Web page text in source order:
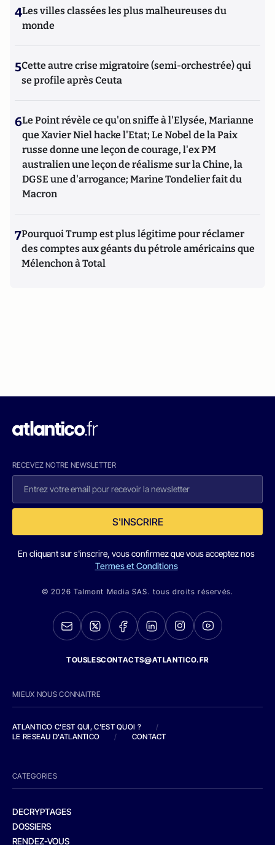
4Les villes classées les plus malheureuses du
monde
5Cette autre crise migratoire (semi-orchestrée) qui
se profile après Ceuta
6Le Point révèle ce qu'on sniffe à l'Elysée, Marianne
que Xavier Niel hacke l'Etat; Le Nobel de la Paix
russe donne une leçon de courage, l'ex PM
australien une leçon de réalisme sur la Chine, la
DGSE une d'arrogance; Marine Tondelier fait du
Macron
7Pourquoi Trump est plus légitime pour réclamer
des comptes aux géants du pétrole américains que
Mélenchon à Total
RECEVEZ NOTRE NEWSLETTER
S'INSCRIRE
En cliquant sur s'inscrire, vous confirmez que vous acceptez nos
Termes et Conditions
© 2026 Talmont Media SAS. tous droits réservés.
TOUSLESCONTACTS@ATLANTICO.FR
MIEUX NOUS CONNAITRE
ATLANTICO C'EST QUI, C'EST QUOI ?
/
LE RESEAU D'ATLANTICO
/ CONTACT
CATEGORIES
DECRYPTAGES
DOSSIERS
RENDEZ-VOUS